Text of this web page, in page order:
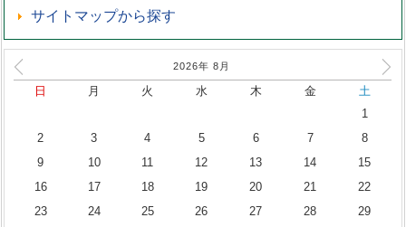
サイトマップから探す
2026年 8 月
日 月 火 水 木 金
土
1
2
3 4 5 6 7
8
9
10 11 12 13 14
15
16
17 18 19 20 21
22
23
24 25 26 27 28
29